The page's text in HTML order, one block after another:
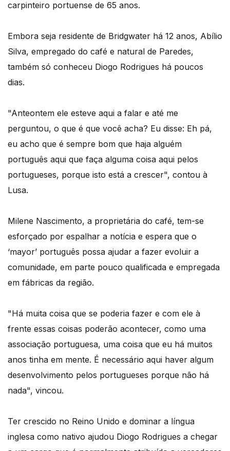
carpinteiro portuense de 65 anos.
Embora seja residente de Bridgwater há 12 anos, Abílio
Silva, empregado do café e natural de Paredes,
também só conheceu Diogo Rodrigues há poucos
dias.
"Anteontem ele esteve aqui a falar e até me
perguntou, o que é que você acha? Eu disse: Eh pá,
eu acho que é sempre bom que haja alguém
português aqui que faça alguma coisa aqui pelos
portugueses, porque isto está a crescer", contou à
Lusa.
Milene Nascimento, a proprietária do café, tem-se
esforçado por espalhar a notícia e espera que o
‘mayor’ português possa ajudar a fazer evoluir a
comunidade, em parte pouco qualificada e empregada
em fábricas da região.
"Há muita coisa que se poderia fazer e com ele à
frente essas coisas poderão acontecer, como uma
associação portuguesa, uma coisa que eu há muitos
anos tinha em mente. É necessário aqui haver algum
desenvolvimento pelos portugueses porque não há
nada", vincou.
Ter crescido no Reino Unido e dominar a língua
inglesa como nativo ajudou Diogo Rodrigues a chegar